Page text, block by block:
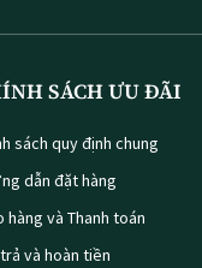
SÁCH ƯU ĐÃI
sách quy định chung
dẫn đặt hàng
hàng và Thanh toán
và hoàn tiền